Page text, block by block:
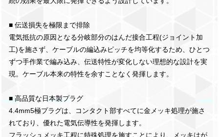
■ 伝送損失を極限まで排除
電気抵抗の原因となる分岐部分のはんだ接合工程(ジョイント加
工)を施さず、ケーブルの編込みピッチを均等化するため、ひとつ
ずつ手作業で編み込み、伝送特性が変化しない理想的な設計を実
現。ケーブル本来の特性を余すことなく発揮します。
■ 高品質な日本製プラグ
4.4mm5極プラグは、コンタクト部すべてに金メッキ処理が施さ
れており、優れた電気伝導性を発揮します。
フラッシュメッキ工程に特殊処理を施すことにより、メッキはが